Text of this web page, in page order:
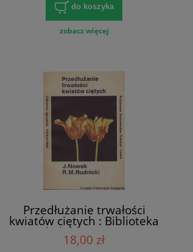
do koszyka
zobacz więcej
Przedłużanie trwałości
kwiatów ciętych : Biblioteka
Ogrodnika Kwiaciarstwo /
Joanna Nowak, Ryszard M.
18,00 zł